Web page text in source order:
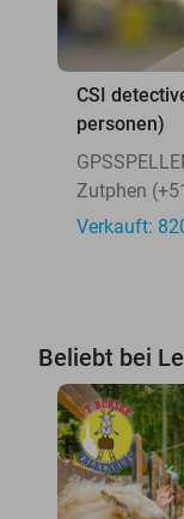
CSI
personen)
Zutphen
Verkauft:
Beliebt bei